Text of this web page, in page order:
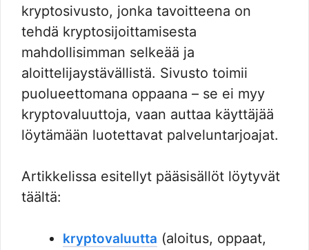
kryptosivusto, jonka tavoitteena on
tehdä kryptosijoittamisesta
mahdollisimman selkeää ja
aloittelijaystävällistä. Sivusto toimii
puolueettomana oppaana – se ei myy
kryptovaluuttoja, vaan auttaa käyttäjää
löytämään luotettavat palveluntarjoajat.
Artikkelissa esitellyt pääsisällöt löytyvät
täältä:
kryptovaluutta (aloitus, oppaat,